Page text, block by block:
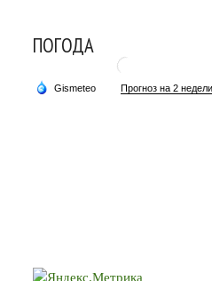
ПОГОДА